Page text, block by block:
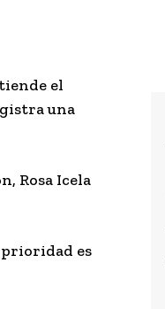
el
una
Rosa Icela
prioridad es